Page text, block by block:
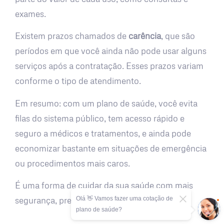
exames.
Existem prazos chamados de carência, que são
períodos em que você ainda não pode usar alguns
serviços após a contratação. Esses prazos variam
conforme o tipo de atendimento.
Em resumo: com um plano de saúde, você evita
filas do sistema público, tem acesso rápido e
seguro a médicos e tratamentos, e ainda pode
economizar bastante em situações de emergência
ou procedimentos mais caros.
É uma forma de cuidar da sua saúde com mais
segurança, previsibilidade e tranquilidade.
Olá 👋 Vamos fazer uma cotação de
plano de saúde?